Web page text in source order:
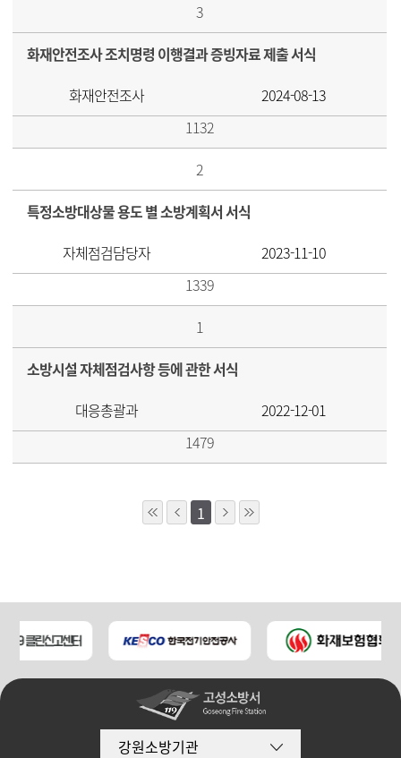
3
화재안전조사 조치명령 이행결과 증빙자료 제출 서식
화재안전조사
2024-08-13
1132
2
특정소방대상물 용도 별 소방계획서 서식
자체점검담당자
2023-11-10
1339
1
소방시설 자체점검사항 등에 관한 서식
대응총괄과
2022-12-01
1479
1
강원소방기관